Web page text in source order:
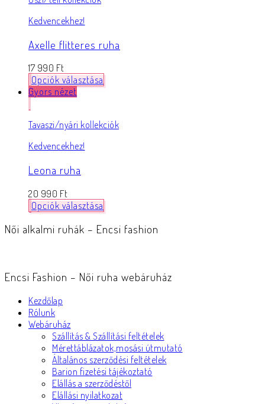
Kedvencekhez!
Axelle flitteres ruha
17 990 Ft
Opciók választása
Gyors nézet
Tavaszi/nyári kollekciók
Kedvencekhez!
Leona ruha
20 990 Ft
Opciók választása
Női alkalmi ruhák – Encsi fashion
Encsi Fashion – Női ruha webáruház
Kezdőlap
Rólunk
Webáruház
Szállítás & Szállítási feltételek
Mérettáblázatok,mosási útmutató
Általános szerződési feltételek
Barion fizetési tájékoztató
Elállás a szerződéstől
Elállási nyilatkozat